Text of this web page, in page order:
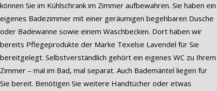
können Sie im Kühlschrank im Zimmer aufbewahren. Sie haben ein
eigenes Badezimmer mit einer geräumigen begehbaren Dusche
oder Badewanne sowie einem Waschbecken. Dort haben wir
bereits Pflegeprodukte der Marke Texelse Lavendel für Sie
bereitgelegt. Selbstverständlich gehört ein eigenes WC zu Ihrem
Zimmer – mal im Bad, mal separat. Auch Bademäntel liegen für
Sie bereit. Benötigen Sie weitere Handtücher oder etwas